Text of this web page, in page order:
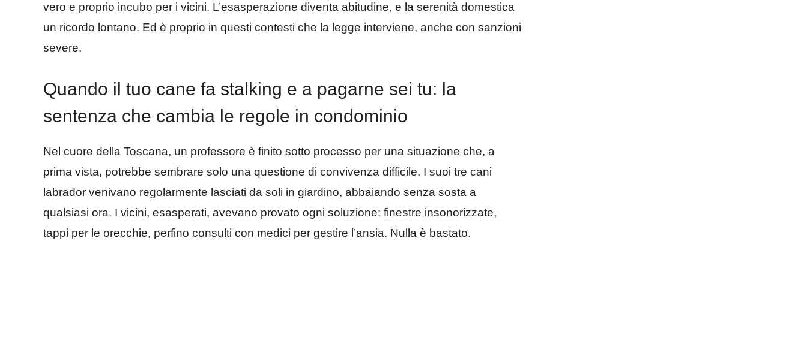
vero e proprio incubo per i vicini. L’esasperazione diventa abitudine, e la serenità domestica
un ricordo lontano. Ed è proprio in questi contesti che la legge interviene, anche con sanzioni
severe.
Quando il tuo cane fa stalking e a pagarne sei tu: la
sentenza che cambia le regole in condominio
Nel cuore della Toscana, un professore è finito sotto processo per una situazione che, a
prima vista, potrebbe sembrare solo una questione di convivenza difficile. I suoi tre cani
labrador venivano regolarmente lasciati da soli in giardino, abbaiando senza sosta a
qualsiasi ora. I vicini, esasperati, avevano provato ogni soluzione: finestre insonorizzate,
tappi per le orecchie, perfino consulti con medici per gestire l’ansia. Nulla è bastato.